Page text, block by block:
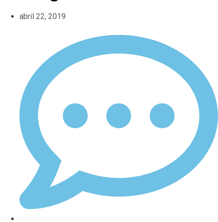
abril 22, 2019